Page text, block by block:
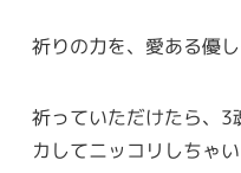
祈りの力を、愛ある優
祈っていただけたら、3
カしてニッコリしちゃい